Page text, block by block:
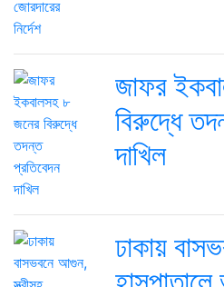
জাফর
বিরুদ্ধে
দাখিল
ঢাকায়